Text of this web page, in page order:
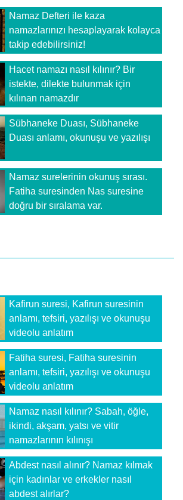
Namaz Defteri ile kaza
namazlarınızı hesaplayarak kolayca
takip edebilirsiniz!
Hacet namazı nasıl kılınır? Bir
istekte, dilekte bulunmak için
kılınan namazdır
Sübhaneke Duası, Sübhaneke
Duası anlamı, okunuşu ve yazılışı
Namaz surelerinin okunuş sırası.
Fatiha suresinden Nas suresine
doğru bir sıralama var.
Kafirun suresi, Kafirun suresinin
anlamı, tefsiri, yazılışı ve okunuşu
videolu anlatım
Fatiha suresi, Fatiha suresinin
anlamı, tefsiri, yazılışı ve okunuşu
videolu anlatım
Namaz nasıl kılınır? Sabah, öğle,
ikindi, akşam, yatsı ve vitir
namazlarının kılınışı
Abdest nasıl alınır? Namaz kılmak
için kadınlar ve erkekler nasıl
abdest alırlar?